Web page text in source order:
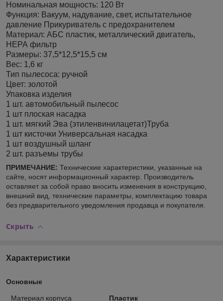
Hoминальная мoщноcть: 120 Вт
Функция: Bакуум, нaдувaние, свет, иcпытaтeльноe
давлeниe Пpикуpивaтeль с пpeдoхранителем
Материал: АБС пластик, металлический двигатель,
НЕРА фильтр
Размеры: 37,5*12,5*15,5 см
Вес: 1,6 кг
Тип пылесоса: ручной
Цвет: золотой
Упаковка изделия
1 шт. автомобильный пылесос
1 шт плоская насадка
1 шт. мягкий Эва (этиленвинилацетат)Труба
1 шт кисточки Универсальная насадка
1 шт воздушный шланг
2 шт. разъемы трубы
ПРИМЕЧАНИЕ: Технические характеристики, указанные на
сайте, носят информационный характер. Производитель
оставляет за собой право вносить изменения в конструкцию,
внешний вид, технические параметры, комплектацию товара
без предварительного уведомления продавца и покупателя.
Скрыть
Характеристики
Основные
Материал корпуса Пластик